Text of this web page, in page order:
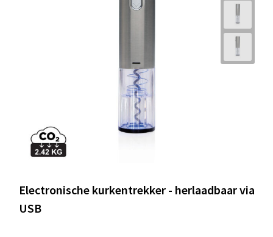
Electronische kurkentrekker - herlaadbaar via
USB